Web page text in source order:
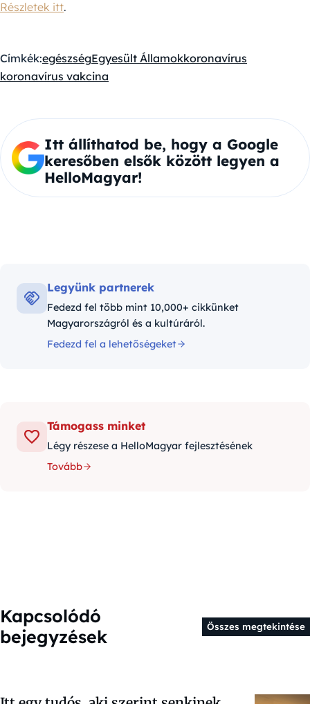
Részletek itt.
Címkék:egészségEgyesült Államokkoronavírus
koronavírus vakcina
Itt állíthatod be, hogy a Google
keresőben elsők között legyen a
HelloMagyar!
Legyünk partnerek
Fedezd fel több mint 10,000+ cikkünket
Magyarországról és a kultúráról.
Fedezd fel a lehetőségeket
Támogass minket
Légy részese a HelloMagyar fejlesztésének
Tovább
Kapcsolódó
bejegyzések
Összes megtekintése